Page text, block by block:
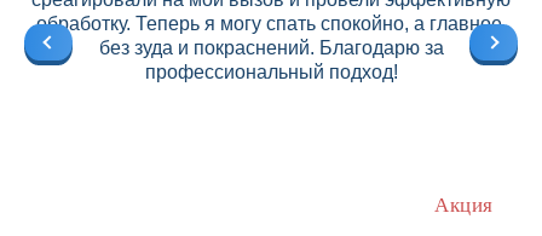
обработку. Теперь я могу спать спокойно, а главное,
без зуда и покраснений. Благодарю за
профессиональный подход!
Акция